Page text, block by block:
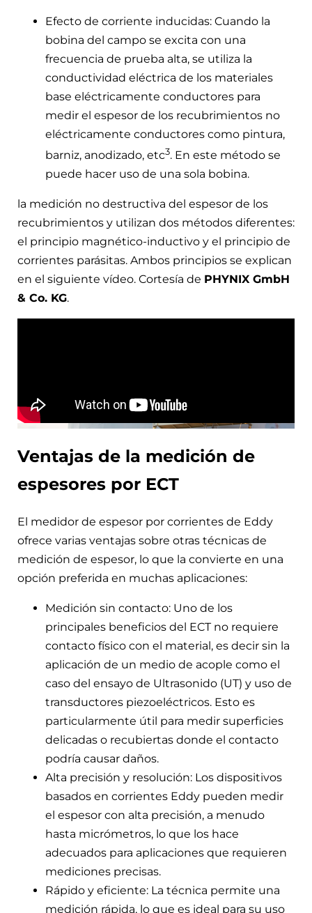
Efecto de corriente inducidas: Cuando la
bobina del campo se excita con una
frecuencia de prueba alta, se utiliza la
conductividad eléctrica de los materiales
base eléctricamente conductores para
medir el espesor de los recubrimientos no
eléctricamente conductores como pintura,
barniz, anodizado, etc3. En este método se
puede hacer uso de una sola bobina.
la medición no destructiva del espesor de los
recubrimientos y utilizan dos métodos diferentes:
el principio magnético-inductivo y el principio de
corrientes parásitas. Ambos principios se explican
en el siguiente vídeo. Cortesía de PHYNIX GmbH
& Co. KG.
Ventajas de la medición de
espesores por ECT
El medidor de espesor por corrientes de Eddy
ofrece varias ventajas sobre otras técnicas de
medición de espesor, lo que la convierte en una
opción preferida en muchas aplicaciones:
Medición sin contacto: Uno de los
principales beneficios del ECT no requiere
contacto físico con el material, es decir sin la
aplicación de un medio de acople como el
caso del ensayo de Ultrasonido (UT) y uso de
transductores piezoeléctricos. Esto es
particularmente útil para medir superficies
delicadas o recubiertas donde el contacto
podría causar daños.
Alta precisión y resolución: Los dispositivos
basados en corrientes Eddy pueden medir
el espesor con alta precisión, a menudo
hasta micrómetros, lo que los hace
adecuados para aplicaciones que requieren
mediciones precisas.
Rápido y eficiente: La técnica permite una
medición rápida, lo que es ideal para su uso